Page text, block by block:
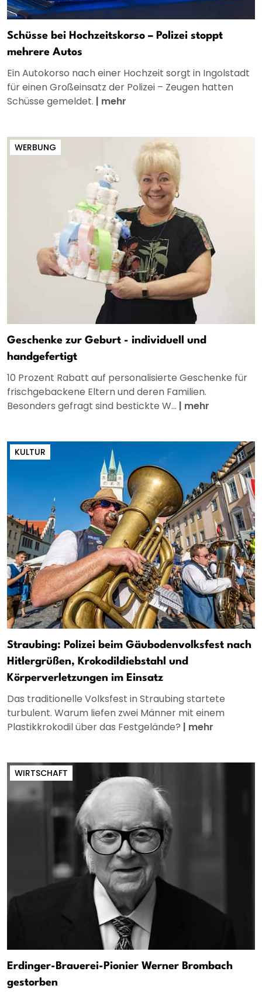
Schüsse bei Hochzeitskorso – Polizei stoppt
mehrere Autos
Ein Autokorso nach einer Hochzeit sorgt in Ingolstadt
für einen Großeinsatz der Polizei – Zeugen hatten
Schüsse gemeldet. | mehr
WERBUNG
Geschenke zur Geburt - individuell und
handgefertigt
10 Prozent Rabatt auf personalisierte Geschenke für
frischgebackene Eltern und deren Familien.
Besonders gefragt sind bestickte W... | mehr
KULTUR
Straubing: Polizei beim Gäubodenvolksfest nach
Hitlergrüßen, Krokodildiebstahl und
Körperverletzungen im Einsatz
Das traditionelle Volksfest in Straubing startete
turbulent. Warum liefen zwei Männer mit einem
Plastikkrokodil über das Festgelände? | mehr
WIRTSCHAFT
Erdinger-Brauerei-Pionier Werner Brombach
gestorben